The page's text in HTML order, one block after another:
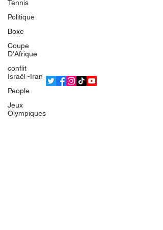
Tennis
Politique
Boxe
Coupe
D'Afrique
conflit
Israël -Iran
People
Jeux
Olympiques
L'équipe
Politique de confidentialité
Termes et conditions
© 2025 Bsean Media TV